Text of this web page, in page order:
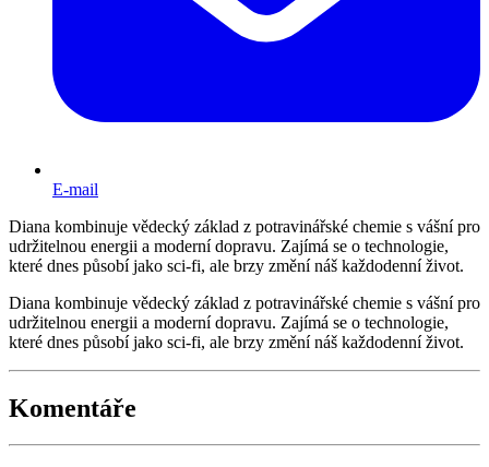
E-mail
Diana kombinuje vědecký základ z potravinářské chemie s vášní pro
udržitelnou energii a moderní dopravu. Zajímá se o technologie,
které dnes působí jako sci-fi, ale brzy změní náš každodenní život.
Diana kombinuje vědecký základ z potravinářské chemie s vášní pro
udržitelnou energii a moderní dopravu. Zajímá se o technologie,
které dnes působí jako sci-fi, ale brzy změní náš každodenní život.
Komentáře